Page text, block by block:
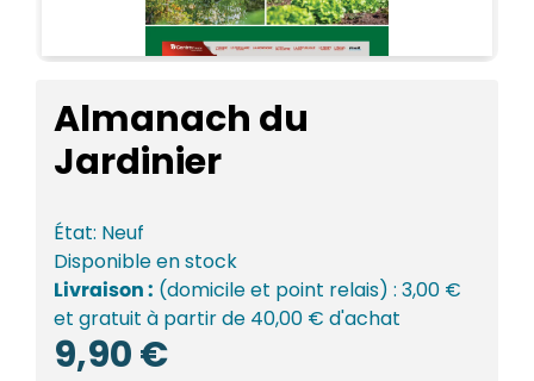
Almanach du
Jardinier
État: Neuf
Disponibleen stock
Livraison : (domicile et point relais) : 3,00 €
et gratuit à partir de 40,00 € d'achat
9,90€